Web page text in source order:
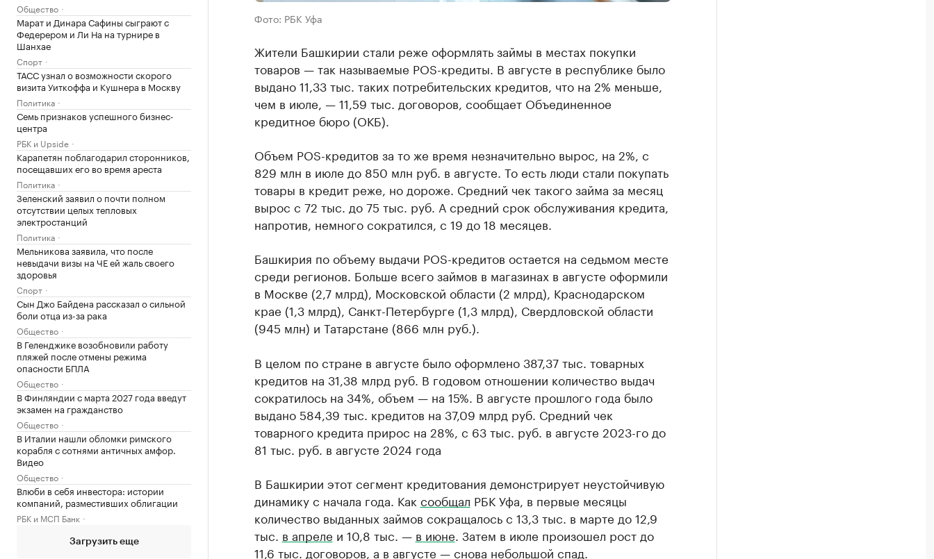
Общество
Марат и Динара Сафины сыграют с
Федерером и Ли На на турнире в
Шанхае
Спорт
ТАСС узнал о возможности скорого
визита Уиткоффа и Кушнера в Москву
Политика
Семь признаков успешного бизнес-
центра
РБК и Upside
Карапетян поблагодарил сторонников,
посещавших его во время ареста
Политика
Зеленский заявил о почти полном
отсутствии целых тепловых
электростанций
Политика
Мельникова заявила, что после
невыдачи визы на ЧЕ ей жаль своего
здоровья
Спорт
Сын Джо Байдена рассказал о сильной
боли отца из-за рака
Общество
В Геленджике возобновили работу
пляжей после отмены режима
опасности БПЛА
Общество
В Финляндии с марта 2027 года введут
экзамен на гражданство
Общество
В Италии нашли обломки римского
корабля с сотнями античных амфор.
Видео
Общество
Влюби в себя инвестора: истории
компаний, разместивших облигации
РБК и МСП Банк
Загрузить еще
Фото: РБК Уфа
Жители Башкирии стали реже оформлять займы в местах покупки
товаров — так называемые POS-кредиты. В августе в республике было
выдано 11,33 тыс. таких потребительских кредитов, что на 2% меньше,
чем в июле, — 11,59 тыс. договоров, сообщает Объединенное
кредитное бюро (ОКБ).
Объем POS-кредитов за то же время незначительно вырос, на 2%, с
829 млн в июле до 850 млн руб. в августе. То есть люди стали покупать
товары в кредит реже, но дороже. Средний чек такого займа за месяц
вырос с 72 тыс. до 75 тыс. руб. А средний срок обслуживания кредита,
напротив, немного сократился, с 19 до 18 месяцев.
Башкирия по объему выдачи POS-кредитов остается на седьмом месте
среди регионов. Больше всего займов в магазинах в августе оформили
в Москве (2,7 млрд), Московской области (2 млрд), Краснодарском
крае (1,3 млрд), Санкт-Петербурге (1,3 млрд), Свердловской области
(945 млн) и Татарстане (866 млн руб.).
В целом по стране в августе было оформлено 387,37 тыс. товарных
кредитов на 31,38 млрд руб. В годовом отношении количество выдач
сократилось на 34%, объем — на 15%. В августе прошлого года было
выдано 584,39 тыс. кредитов на 37,09 млрд руб. Средний чек
товарного кредита прирос на 28%, с 63 тыс. руб. в августе 2023-го до
81 тыс. руб. в августе 2024 года
В Башкирии этот сегмент кредитования демонстрирует неустойчивую
динамику с начала года. Как сообщал РБК Уфа, в первые месяцы
количество выданных займов сокращалось с 13,3 тыс. в марте до 12,9
тыс. в апреле и 10,8 тыс. — в июне . Затем в июле произошел рост до
11,6 тыс. договоров, а в августе — снова небольшой спад.